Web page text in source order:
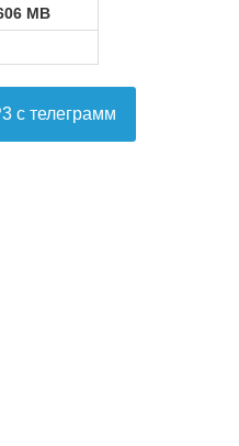
MB
с телеграмм